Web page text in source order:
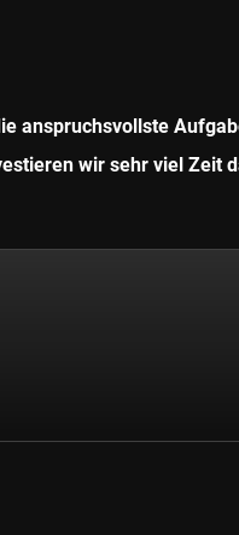
anspruchsvollste
wir sehr viel Zeit